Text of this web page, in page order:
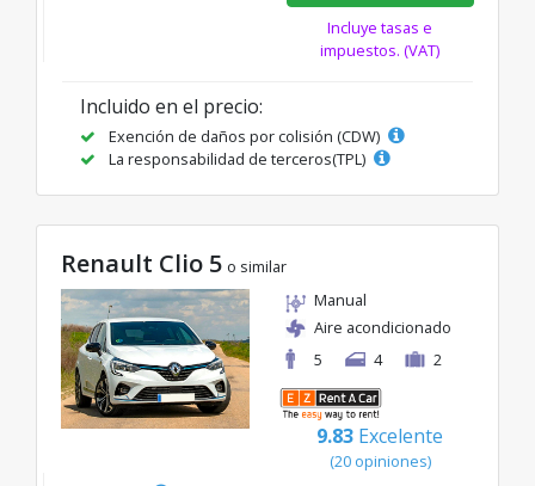
Incluye tasas e
impuestos. (VAT)
Incluido en el precio:
Exención de daños por colisión (CDW)
La responsabilidad de terceros(TPL)
Renault Clio 5 o similar
Manual
Aire acondicionado
5
4 2
9.83 Excelente
(20 opiniones)